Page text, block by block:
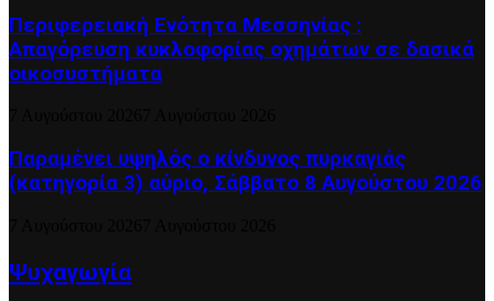
Περιφερειακή Ενότητα Μεσσηνίας :
Απαγόρευση κυκλοφορίας οχημάτων σε δασικά
οικοσυστήματα
Παραμένει υψηλός ο κίνδυνος πυρκαγιάς
(κατηγορία 3) αύριο, Σάββατο 8 Αυγούστου 2026
Ψυχαγωγία